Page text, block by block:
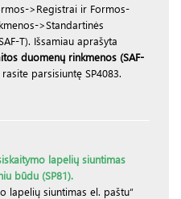
>Registrai ir Formos-
>Standartinės
T). Išsamiau aprašyta
duomenų rinkmenos (SAF-
rasite parsisiuntę SP4083.
lapelių siuntimas
būdu (SP81).
lapelių siuntimas el. paštu“